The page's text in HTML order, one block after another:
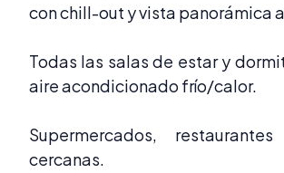
con chill-out y vista panorámica
Todas las salas de estar y
aire acondicionado frío/calor.
Supermercados,
cercanas.